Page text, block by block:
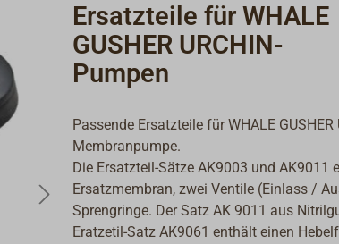
Ersatzteile für WHALE
GUSHER URCHIN-
Pumpen
Passende Ersatzteile für WHALE GUSHER
Membranpumpe.
Die Ersatzteil-Sätze AK9003 und AK9011
Ersatzmembran, zwei Ventile (Einlass /
Sprengringe. Der Satz AK 9011 aus
Eratzetil-Satz AK9061 enthält einen